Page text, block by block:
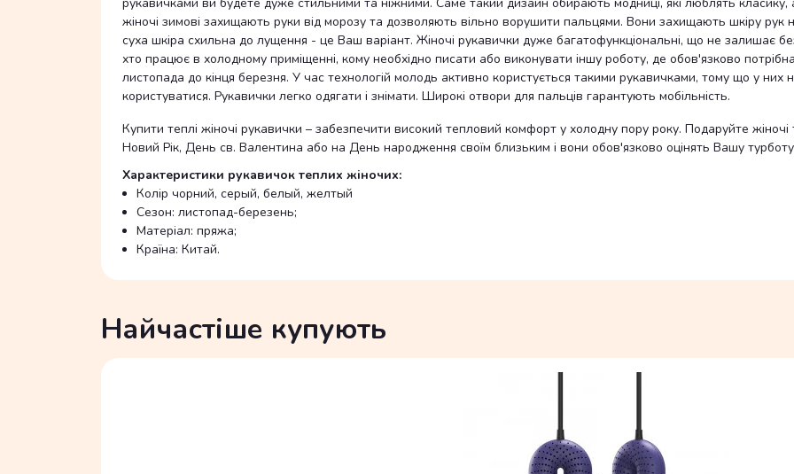
жіночі зимові захищають руки від морозу та дозволяють вільно ворушити пальцями. Вони захищають шкіру рук
суха шкіра схильна до лущення - це Ваш варіант. Жіночі рукавички дуже багатофункціональні, що не залишає
хто працює в холодному приміщенні, кому необхідно писати або виконувати іншу роботу, де обов'язково
листопада до кінця березня. У час технологій молодь активно користується такими рукавичками, тому що у
користуватися. Рукавички легко одягати і знімати. Широкі отвори для пальців гарантують мобільність.
Купити теплі жіночі рукавички – забезпечити високий тепловий комфорт у холодну пору року. Подаруйте
Новий Рік, День св. Валентина або на День народження своїм близьким і вони обов'язково оцінять Вашу
Характеристики рукавичок теплих жіночих:
Колір чорний, серый, белый, желтый
Сезон: листопад-березень;
Матеріал: пряжа;
Країна: Китай.
Найчастіше купують